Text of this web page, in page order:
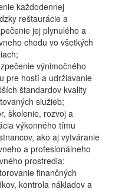
každodennej
reštaurácie a
jej plynulého a
chodu vo všetkých
výnimočného
pre hostí a udržiavanie
štandardov kvality
služieb;
školenie, rozvoj a
výkonného tímu
ako aj vytváranie
a profesionálneho
prostredia;
finančných
kontrola nákladov a